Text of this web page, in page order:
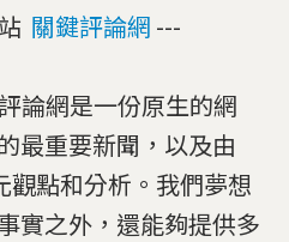
關鍵評論網 ---
論網是一份原生的網
最重要新聞，以及由
觀點和分析。我們夢想
實之外，還能夠提供多